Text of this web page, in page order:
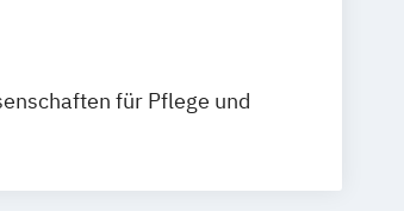
für Pflege und